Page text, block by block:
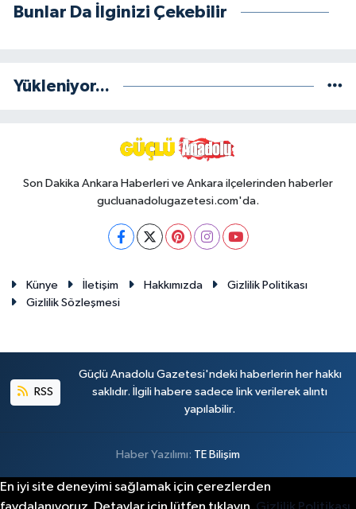
Bunlar Da İlginizi Çekebilir
Yükleniyor...
Son Dakika Ankara Haberleri ve Ankara ilçelerinden haberler
gucluanadolugazetesi.com'da.
Künye İletişim Hakkımızda
Gizlilik Politikası
Gizlilik Sözleşmesi
RSS
Güçlü Anadolu Gazetesi'ndeki haberlerin her hakkı
saklıdır. İlgili habere sadece link verilerek alıntı
yapılabilir.
Haber Yazılımı: TE Bilişim
En iyi site deneyimi sağlamak için çerezlerden